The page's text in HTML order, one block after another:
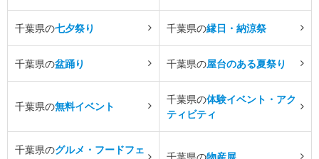
千葉県の七夕祭り 千葉県の縁日・納涼祭
千葉県の盆踊り 千葉県の屋台のある夏祭り
千葉県の無料イベント
千葉県の体験イベント・アク
ティビティ
千葉県のグルメ・フードフェ
千葉県の物産展